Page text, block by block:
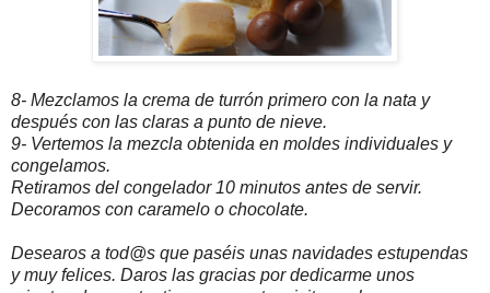
8- Mezclamos la crema de turrón primero con la nata y
después con las claras a punto de nieve.
9- Vertemos la mezcla obtenida en moldes individuales y
congelamos.
Retiramos del congelador 10 minutos antes de servir.
Decoramos con caramelo o chocolate.
Desearos a tod@s que paséis unas navidades estupendas
y muy felices. Daros las gracias por dedicarme unos